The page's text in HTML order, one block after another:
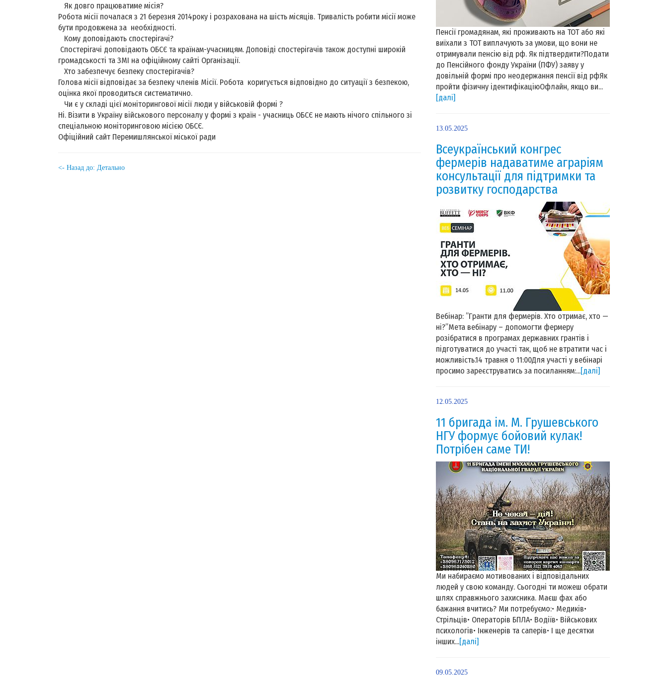
Як довго працюватиме місія?
Робота місії почалася з 21 березня 2014року і розрахована на шість місяців. Тривалість робити місії може
бути продовжена за необхідності.
Кому доповідають спостерігачі?
Спостерігачі доповідають ОБСЄ та країнам-учасницям. Доповіді спостерігачів також доступні широкій
громадськості та ЗМІ на офіційному сайті Організації.
Хто забезпечує безпеку спостерігачів?
Голова місії відповідає за безпеку членів Місії. Робота коригується відповідно до ситуації з безпекою,
оцінка якої проводиться систематично.
Чи є у складі цієї моніторингової місії люди у військовій формі ?
Ні. Візити в Україну військового персоналу у формі з країн - учасниць ОБСЄ не мають нічого спільного зі
спеціальною моніторинговою місією ОБСЄ.
Офіційний сайт Перемишлянської міської ради
<- Назад до: Детально
Пенсії громадянам, які проживають на ТОТ або які
виїхали з ТОТ виплачують за умови, що вони не
отримували пенсію від рф. Як підтвердити?Подати
до Пенсійного фонду України (ПФУ) заяву у
довільній формі про неодержання пенсії від рфЯк
пройти фізичну ідентифікаціюОфлайн, якщо ви...
[далі]
13.05.2025
Всеукраїнський конгрес
фермерів надаватиме аграріям
консультації для підтримки та
розвитку господарства
Вебінар: ”Гранти для фермерів. Хто отримає, хто —
ні?”Мета вебінару – допомогти фермеру
розібратися в програмах державних грантів і
підготуватися до участі так, щоб не втратити час і
можливість.14 травня о 11:00Для участі у вебінарі
просимо зареєструватись за посиланням:...[далі]
12.05.2025
11 бригада ім. М. Грушевського
НГУ формує бойовий кулак!
Потрібен саме ТИ!
Ми набираємо мотивованих і відповідальних
людей у свою команду. Сьогодні ти можеш обрати
шлях справжнього захисника. Маєш фах або
бажання вчитись? Ми потребуємо:• Медиків•
Стрільців• Операторів БПЛА• Водіїв• Військових
психологів• Інженерів та саперів• І ще десятки
інших...[далі]
09.05.2025